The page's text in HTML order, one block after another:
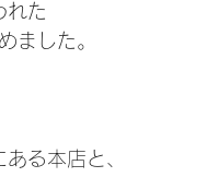
れた
ました。
る本店と、